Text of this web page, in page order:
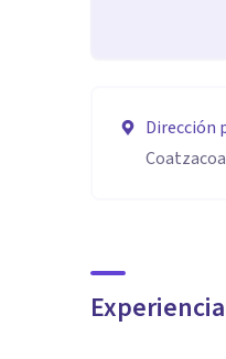
Dirección
Experiencia